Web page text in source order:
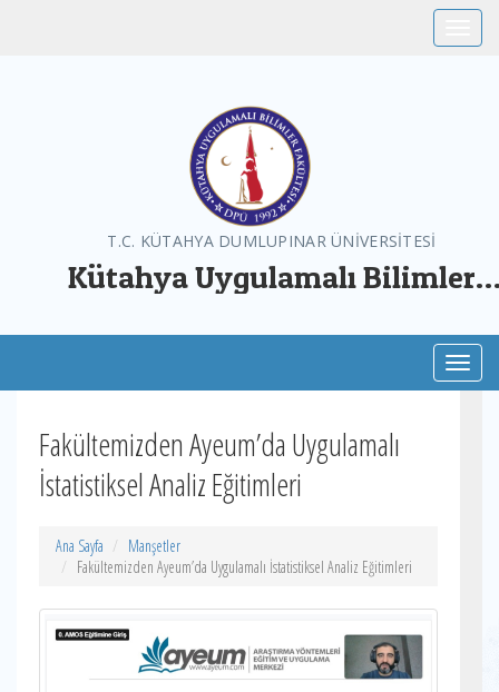
T.C. KÜTAHYA DUMLUPINAR ÜNİVERSİTESİ
Kütahya Uygulamalı Bilimler
Fakültemizden Ayeum’da Uygulamalı
İstatistiksel Analiz Eğitimleri
Ana Sayfa
Manşetler
Fakültemizden Ayeum’da Uygulamalı İstatistiksel Analiz Eğitimleri